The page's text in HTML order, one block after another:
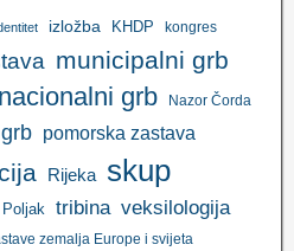
izložba KHDP kongres
municipalni grb
nacionalni grb Nazor Čorda
pomorska zastava
Rijeka skup
tribina veksilologija
zemalja Europe i svijeta